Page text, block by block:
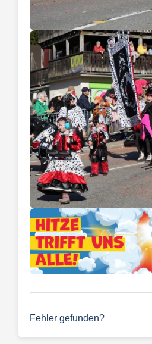
Fehler gefunden?